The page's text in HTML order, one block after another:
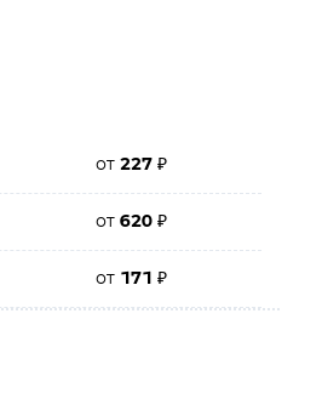
от227₽
от620₽
от 171₽